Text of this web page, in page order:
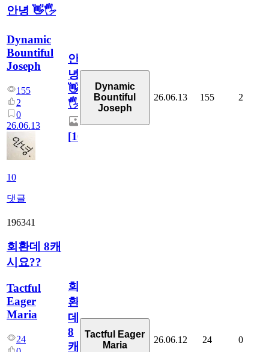
안녕 👋🖐
Dynamic
Bountiful
Joseph
155
2
0
26.06.13
10
댓글
안
녕
👋
🖐
[10
Dynamic
Bountiful
Joseph
26.06.13 155 2
196341
회환데 8캐
시요??
Tactful
Eager
Maria
24
회
환
데
8
캐
Tactful Eager
Maria
26.06.12 24 0